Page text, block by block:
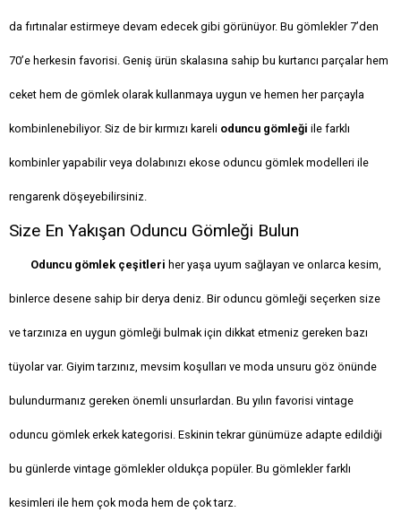
da fırtınalar estirmeye devam edecek gibi görünüyor. Bu gömlekler 7’den
70’e herkesin favorisi. Geniş ürün skalasına sahip bu kurtarıcı parçalar hem
ceket hem de gömlek olarak kullanmaya uygun ve hemen her parçayla
kombinlenebiliyor. Siz de bir kırmızı kareli oduncu gömleği ile farklı
kombinler yapabilir veya dolabınızı ekose oduncu gömlek modelleri ile
rengarenk döşeyebilirsiniz.
Size En Yakışan Oduncu Gömleği Bulun
Oduncu gömlek çeşitleri her yaşa uyum sağlayan ve onlarca kesim,
binlerce desene sahip bir derya deniz. Bir oduncu gömleği seçerken size
ve tarzınıza en uygun gömleği bulmak için dikkat etmeniz gereken bazı
tüyolar var. Giyim tarzınız, mevsim koşulları ve moda unsuru göz önünde
bulundurmanız gereken önemli unsurlardan. Bu yılın favorisi vintage
oduncu gömlek erkek kategorisi. Eskinin tekrar günümüze adapte edildiği
bu günlerde vintage gömlekler oldukça popüler. Bu gömlekler farklı
kesimleri ile hem çok moda hem de çok tarz.